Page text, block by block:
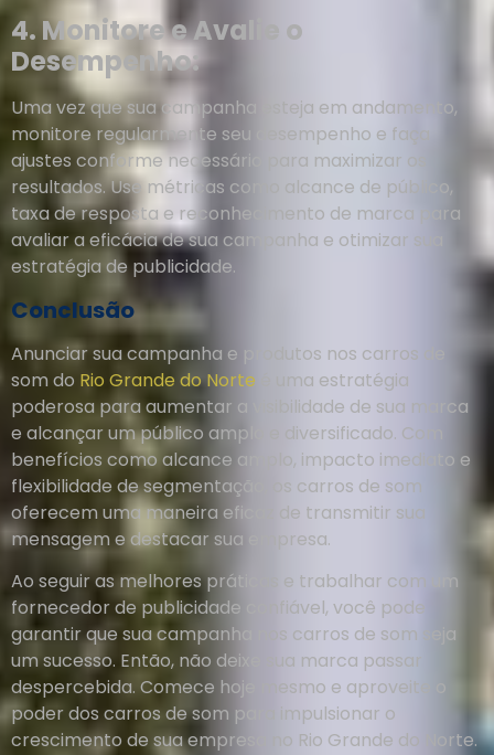
4. Monitore e Avalie o
Desempenho:
Uma vez que sua campanha esteja em andamento,
monitore regularmente seu desempenho e faça
ajustes conforme necessário para maximizar os
resultados. Use métricas como alcance de público,
taxa de resposta e reconhecimento de marca para
avaliar a eficácia de sua campanha e otimizar sua
estratégia de publicidade.
Conclusão
Anunciar sua campanha e produtos nos carros de
som do Rio Grande do Norte é uma estratégia
poderosa para aumentar a visibilidade de sua marca
e alcançar um público amplo e diversificado. Com
benefícios como alcance amplo, impacto imediato e
flexibilidade de segmentação, os carros de som
oferecem uma maneira eficaz de transmitir sua
mensagem e destacar sua empresa.
Ao seguir as melhores práticas e trabalhar com um
fornecedor de publicidade confiável, você pode
garantir que sua campanha nos carros de som seja
um sucesso. Então, não deixe sua marca passar
despercebida. Comece hoje mesmo e aproveite o
poder dos carros de som para impulsionar o
crescimento de sua empresa no Rio Grande do Norte.